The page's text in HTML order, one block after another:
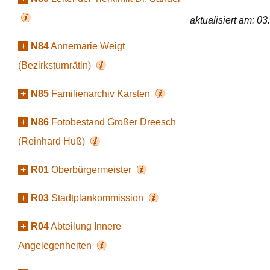
+ N84Annemarie Weigt
(Bezirksturnrätin)
+ N85 Familienarchiv Karsten
+ N86 Fotobestand Großer Dreesch
(Reinhard Huß)
+ R01 Oberbürgermeister
+ R03 Stadtplankommission
+ R04Abteilung Innere
Angelegenheiten
aktualisiert am: